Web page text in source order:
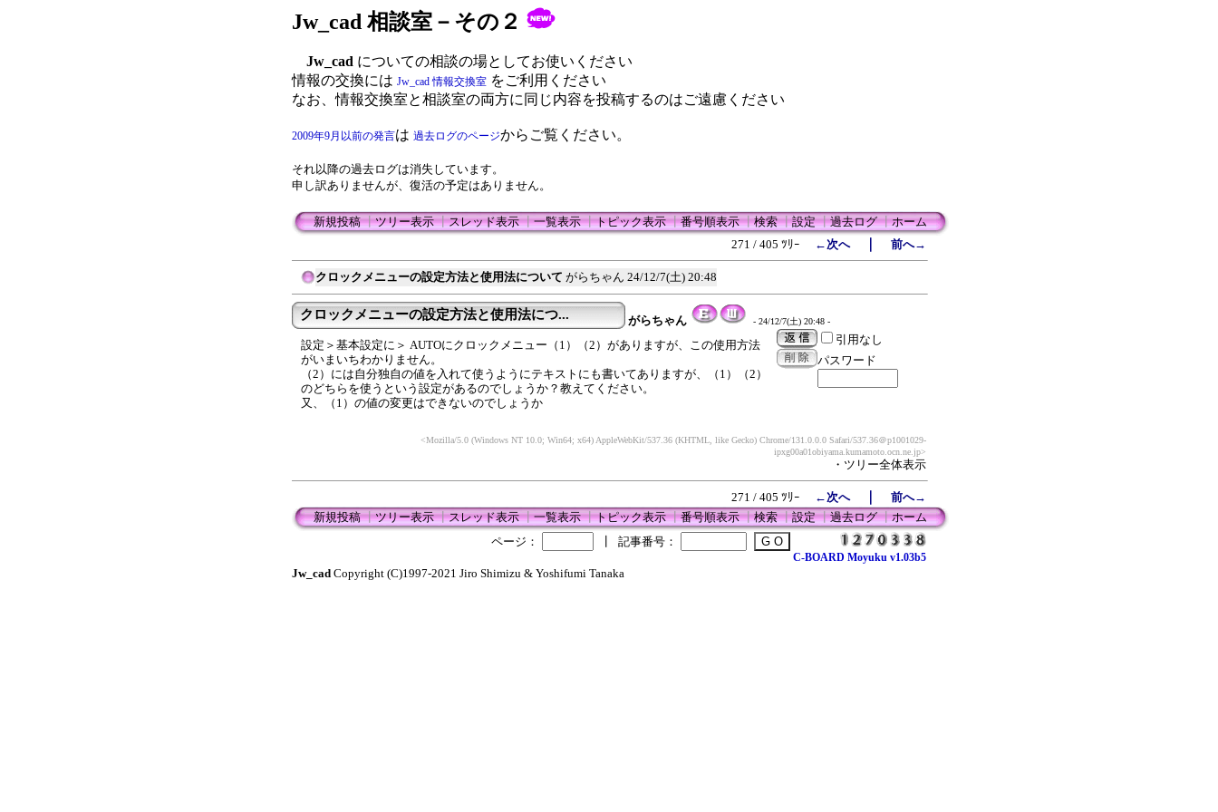
Jw_cad 相談室－その２
Jw_cad についての相談の場としてお使いください
情報の交換には Jw_cad 情報交換室 をご利用ください
なお、情報交換室と相談室の両方に同じ内容を投稿するのはご遠慮ください
2009年9月以前の発言は 過去ログのページからご覧ください。
それ以降の過去ログは消失しています。
申し訳ありませんが、復活の予定はありません。
新規投稿┃ツリー表示┃スレッド表示┃一覧表示┃トピック表示┃番号順表示┃検索┃設定┃過去ログ┃ホーム
271 / 405 ﾂﾘｰ
←次へ｜ 前へ→
クロックメニューの設定方法と使用法について がらちゃん 24/12/7(土) 20:48
クロックメニューの設定方法と使用法につ... がらちゃん - 24/12/7(土) 20:48 -
設定＞基本設定に＞ AUTOにクロックメニュー（1）（2）がありますが、この使用方法
がいまいちわかりません。
（2）には自分独自の値を入れて使うようにテキストにも書いてありますが、（1）（2）
のどちらを使うという設定があるのでしょうか？教えてください。
又、（1）の値の変更はできないのでしょうか
引用なし
パスワード
<Mozilla/5.0 (Windows NT 10.0; Win64; x64) AppleWebKit/537.36 (KHTML, like Gecko) Chrome/131.0.0.0 Safari/537.36＠p1001029-
ipxg00a01obiyama.kumamoto.ocn.ne.jp>
・ツリー全体表示
271 / 405 ﾂﾘｰ ←次へ｜ 前へ→
新規投稿┃ツリー表示┃スレッド表示┃一覧表示┃トピック表示┃番号順表示┃検索┃設定┃過去ログ┃ホーム
ページ：
記事番号：
C-BOARD Moyuku v1.03b5
Jw_cad Copyright (C)1997-2021 Jiro Shimizu & Yoshifumi Tanaka